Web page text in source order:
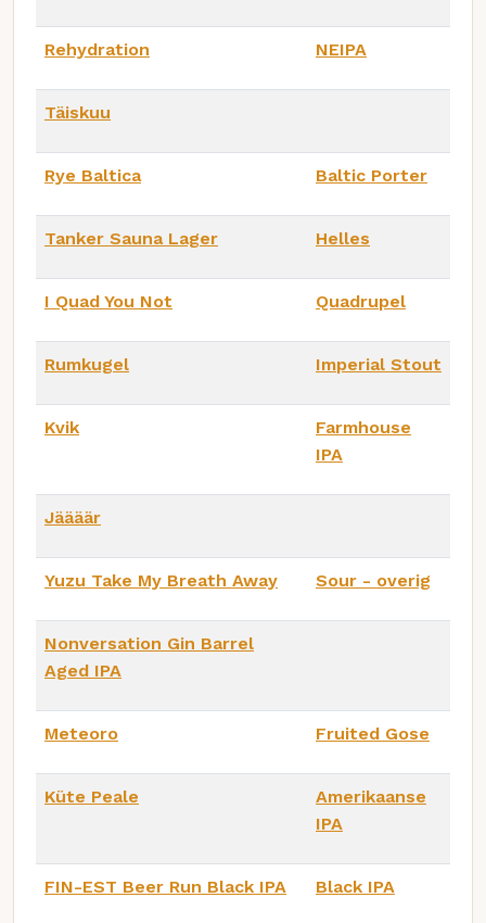
Rehydration NEIPA
Täiskuu
Rye Baltica Baltic Porter
Tanker Sauna Lager Helles
I Quad You Not Quadrupel
Rumkugel Imperial Stout
Kvik
Farmhouse
IPA
Jäääär
Yuzu Take My Breath Away Sour - overig
Nonversation Gin Barrel
Aged IPA
Meteoro Fruited Gose
Küte Peale
Amerikaanse
IPA
FIN-EST Beer Run Black IPA Black IPA